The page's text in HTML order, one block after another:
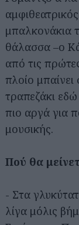
αμφιθεατρικός
μπαλκονάκια
θάλασσα –ο
από τις
πλοίο
τραπεζάκι
πιο αργά για
μουσικής.
Πού θα
- Στα
λίγα μόλις